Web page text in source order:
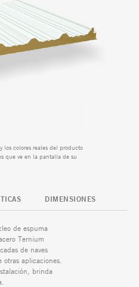
los colores reales del producto
que ve en la pantalla de su
DIMENSIONES
de espuma
Ternium
de naves
aplicaciones.
brinda